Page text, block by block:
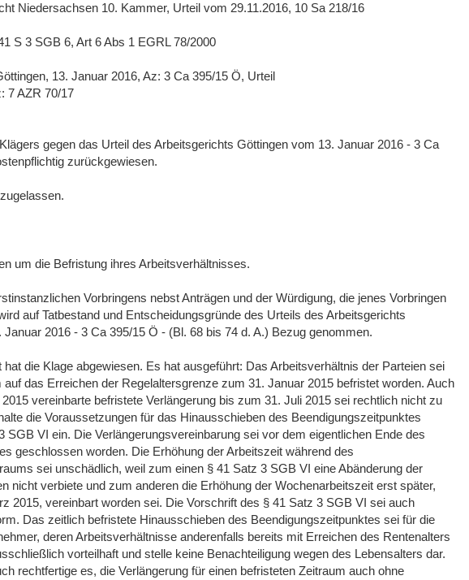
Niedersachsen 10. Kammer, Urteil vom 29.11.2016, 10 Sa 218/16
S 3 SGB 6, Art 6 Abs 1 EGRL 78/2000
13. Januar 2016, Az: 3 Ca 395/15 Ö, Urteil
7 AZR 70/17
gegen das Urteil des Arbeitsgerichts Göttingen vom 13. Januar 2016 - 3 Ca
zurückgewiesen.
um die Befristung ihres Arbeitsverhältnisses.
Vorbringens nebst Anträgen und der Würdigung, die jenes Vorbringen
auf Tatbestand und Entscheidungsgründe des Urteils des Arbeitsgerichts
2016 - 3 Ca 395/15 Ö - (Bl. 68 bis 74 d. A.) Bezug genommen.
hat die Klage abgewiesen. Es hat ausgeführt: Das Arbeitsverhältnis der Parteien sei
das Erreichen der Regelaltersgrenze zum 31. Januar 2015 befristet worden. Auch
vereinbarte befristete Verlängerung bis zum 31. Juli 2015 sei rechtlich nicht zu
die Voraussetzungen für das Hinausschieben des Beendigungszeitpunktes
SGB VI ein. Die Verlängerungsvereinbarung sei vor dem eigentlichen Ende des
geschlossen worden. Die Erhöhung der Arbeitszeit während des
sei unschädlich, weil zum einen § 41 Satz 3 SGB VI eine Abänderung der
nicht verbiete und zum anderen die Erhöhung der Wochenarbeitszeit erst später,
2015, vereinbart worden sei. Die Vorschrift des § 41 Satz 3 SGB VI sei auch
Das zeitlich befristete Hinausschieben des Beendigungszeitpunktes sei für die
deren Arbeitsverhältnisse anderenfalls bereits mit Erreichen des Rentenalters
vorteilhaft und stelle keine Benachteiligung wegen des Lebensalters dar.
rechtfertige es, die Verlängerung für einen befristeten Zeitraum auch ohne